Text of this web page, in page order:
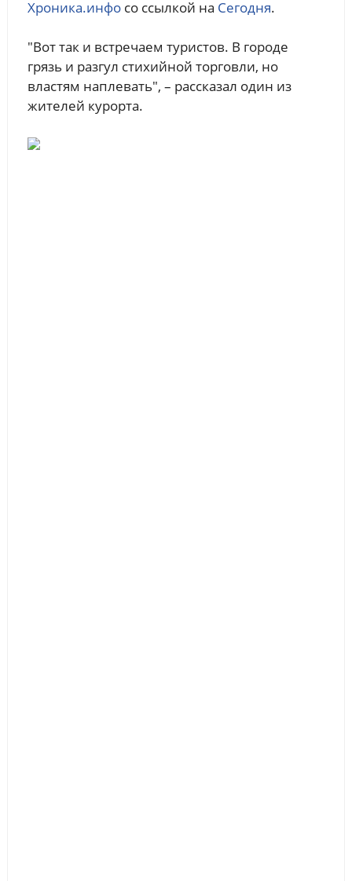
Хроника.инфосо ссылкой на Сегодня.
"Вот так и встречаем туристов. В городе
грязь и разгул стихийной торговли, но
властям наплевать", – рассказал один из
жителей курорта.